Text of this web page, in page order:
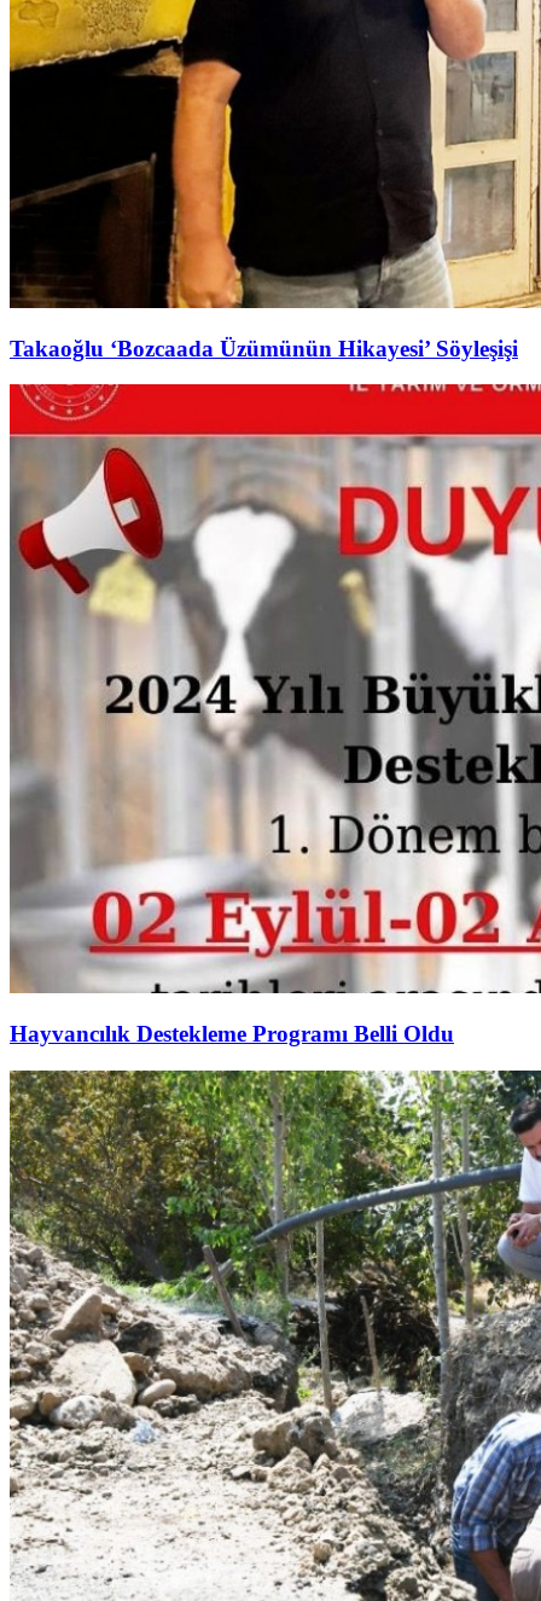
Takaoğlu ‘Bozcaada Üzümünün Hikayesi’ Söyleşişi
Hayvancılık Destekleme Programı Belli Oldu